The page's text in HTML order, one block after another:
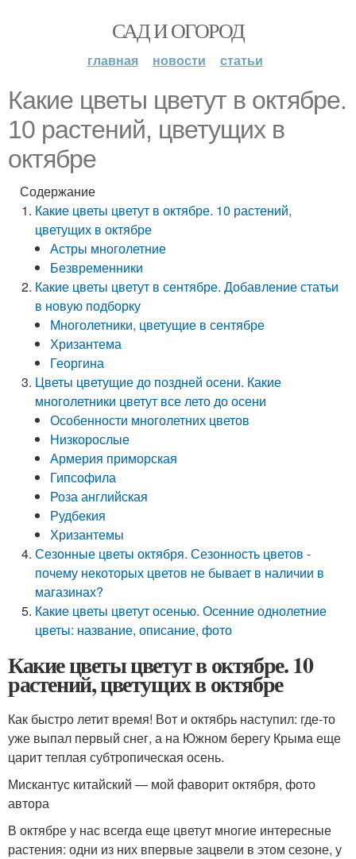
САД И ОГОРОД
главная новости статьи
Какие цветы цветут в октябре.
10 растений, цветущих в
октябре
Содержание
Какие цветы цветут в октябре. 10 растений,
цветущих в октябре
Астры многолетние
Безвременники
Какие цветы цветут в сентябре. Добавление статьи
в новую подборку
Многолетники, цветущие в сентябре
Хризантема
Георгина
Цветы цветущие до поздней осени. Какие
многолетники цветут все лето до осени
Особенности многолетних цветов
Низкорослые
Армерия приморская
Гипсофила
Роза английская
Рудбекия
Хризантемы
Сезонные цветы октября. Сезонность цветов -
почему некоторых цветов не бывает в наличии в
магазинах?
Какие цветы цветут осенью. Осенние однолетние
цветы: название, описание, фото
Какие цветы цветут в октябре. 10
растений, цветущих в октябре
Как быстро летит время! Вот и октябрь наступил: где-то
уже выпал первый снег, а на Южном берегу Крыма еще
царит теплая субтропическая осень.
Мискантус китайский — мой фаворит октября, фото
автора
В октябре у нас всегда еще цветут многие интересные
растения: одни из них впервые зацвели в этом сезоне, у